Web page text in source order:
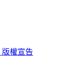
版權宣告